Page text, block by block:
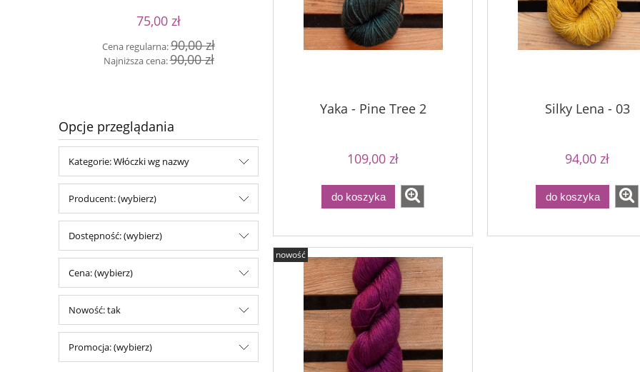
75,00 zł
Cena regularna:90,00 zł
Najniższa cena:90,00 zł
75,00 zł
Cena regularna:90,00 zł
Najniższa cena:90,00 zł
75,00 zł
Cena regularna:90,00 zł
Opcje przeglądania
Kategorie: Włóczki wg nazwy
Producent: (wybierz)
Dostępność: (wybierz)
Cena: (wybierz)
Nowość: tak
Promocja: (wybierz)
Yaka - Pine Tree 2
109,00 zł
do koszyka
Silky Lena - 03
94,00 zł
do koszyka
nowość